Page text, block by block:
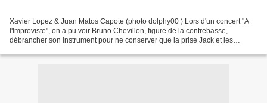
Xavier Lopez & Juan Matos Capote (photo dolphy00 ) Lors d'un concert "A
l'Improviste", on a pu voir Bruno Chevillon, figure de la contrebasse,
débrancher son instrument pour ne conserver que la prise Jack et les